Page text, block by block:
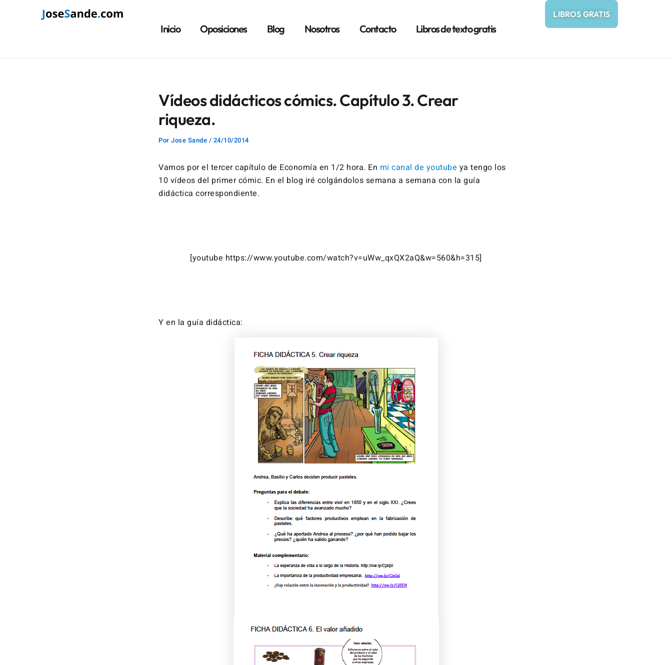
Inicio Oposiciones Blog Nosotros Contacto Libros de texto gratis
LIBROS GRATIS
Vídeos didácticos cómics. Capítulo 3. Crear
riqueza.
Por Jose Sande / 24/10/2014
Vamos por el tercer capítulo de Economía en 1/2 hora. En mi canal de youtube ya tengo los
10 vídeos del primer cómic. En el blog iré colgándolos semana a semana con la guía
didáctica correspondiente.
[youtube https://www.youtube.com/watch?v=uWw_qxQX2aQ&w=560&h=315]
Y en la guía didáctica:
entradas